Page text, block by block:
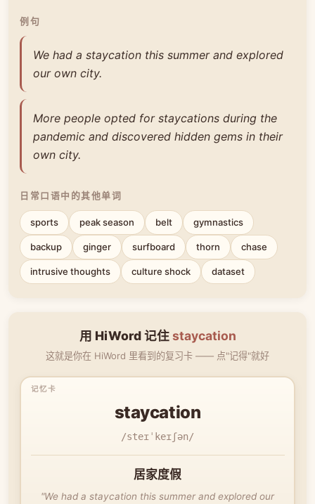
例句
We had a staycation this summer and explored
our own city.
More people opted for staycations during the
pandemic and discovered hidden gems in their
own city.
日常口语中的其他单词
sports peak season belt gymnastics
backup ginger surfboard thorn chase
intrusive thoughts culture shock dataset
用 HiWord 记住staycation
这就是你在 HiWord 里看到的复习卡 —— 点"记得"就好
staycation
/steɪˈkeɪʃən/
居家度假
"We had a staycation this summer and explored our